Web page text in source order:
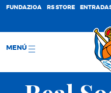
FUNDAZIOA RS STORE
MENÚ